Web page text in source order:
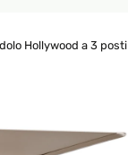
Hollywood a 3 posti